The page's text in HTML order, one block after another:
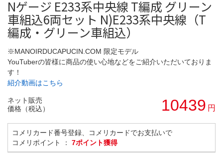
Nゲージ E233系中央線 T編成 グリーン
車組込6両セット N)E233系中央線（T
編成・グリーン車組込）
※MANOIRDUCAPUCIN.COM 限定モデル
YouTuberの皆様に商品の使い心地などをご紹介いただいておりま
す！
紹介動画はこちら
ネット販売
価格（税込）
10439 円
コメリカード番号登録、コメリカードでお支払いで
コメリポイント ： 7ポイント獲得